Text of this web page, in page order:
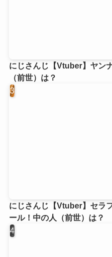
にじさんじ【Vtuber】ヤン
（前世）は？
にじさんじ【Vtuber】セラ
ール！中の人（前世）は？